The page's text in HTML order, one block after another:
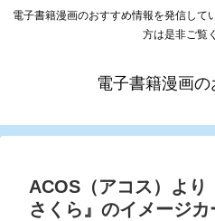
電子書籍漫画のおすすめ情報を発信して
方は是非ご覧
電子書籍漫画
ACOS（アコス）より
さくら』のイメージ